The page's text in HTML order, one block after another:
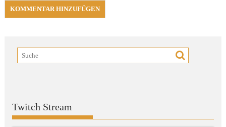
Twitch Stream